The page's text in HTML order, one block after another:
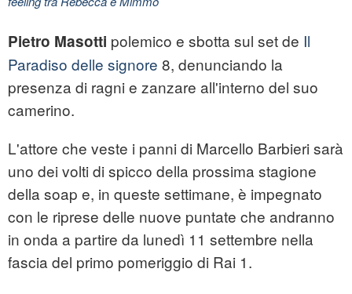
Pietro Masotti polemico e sbotta sul set de Il
Paradiso delle signore 8, denunciando la
presenza di ragni e zanzare all'interno del suo
camerino.
L'attore che veste i panni di Marcello Barbieri sarà
uno dei volti di spicco della prossima stagione
della soap e, in queste settimane, è impegnato
con le riprese delle nuove puntate che andranno
in onda a partire da lunedì 11 settembre nella
fascia del primo pomeriggio di Rai 1.